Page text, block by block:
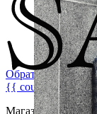
Обратная связь
{{ count }}
Магазин